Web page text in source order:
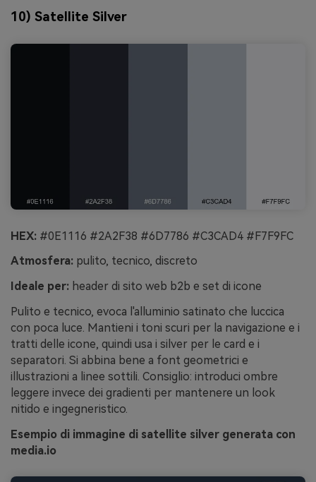
10) Satellite Silver
HEX: #0E1116 #2A2F38 #6D7786 #C3CAD4 #F7F9FC
Atmosfera: pulito, tecnico, discreto
Ideale per: header di sito web b2b e set di icone
Pulito e tecnico, evoca l'alluminio satinato che luccica
con poca luce. Mantieni i toni scuri per la navigazione e i
tratti delle icone, quindi usa i silver per le card e i
separatori. Si abbina bene a font geometrici e
illustrazioni a linee sottili. Consiglio: introduci ombre
leggere invece dei gradienti per mantenere un look
nitido e ingegneristico.
Esempio di immagine di satellite silver generata con
media.io